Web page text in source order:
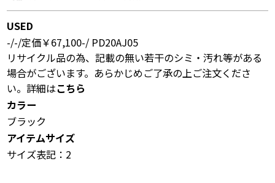
USED
-/-/定価￥67,100-/ PD20AJ05
リサイクル品の為、記載の無い若干のシミ・汚れ等がある
場合がございます。あらかじめご了承の上ご注文くださ
い。詳細はこちら
カラー
ブラック
アイテムサイズ
サイズ表記：2